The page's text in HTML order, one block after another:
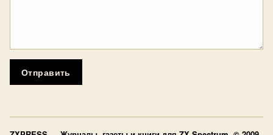
Отправить